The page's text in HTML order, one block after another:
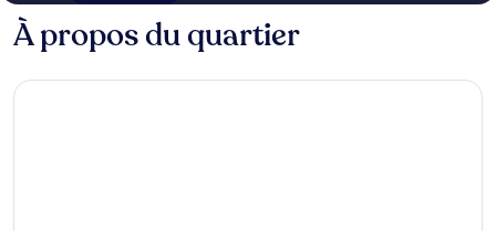
À propos du quartier